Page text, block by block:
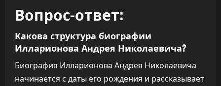
Вопрос-ответ:
Какова структура биографии
Илларионова Андрея Николаевича?
Биография Илларионова Андрея Николаевича
начинается с даты его рождения и рассказывает